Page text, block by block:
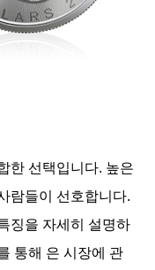
한 선택입니다. 높은
람들이 선호합니다.
징을 자세히 설명하
통해 은 시장에 관